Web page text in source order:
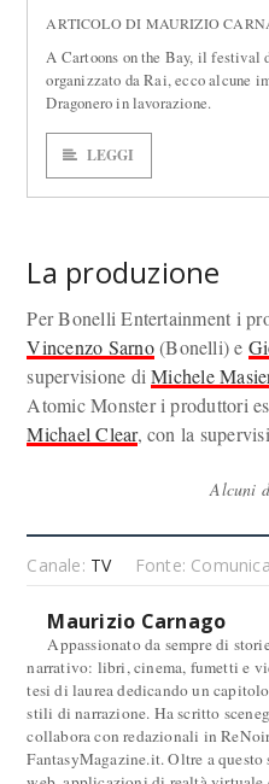
ARTICOLO DI MAURIZIO
A Cartoons on the Bay, il festival
organizzato da Rai, ecco alcune
Dragonero in lavorazione.
LEGGI
La produzione
Per Bonelli Entertainment i
Vincenzo Sarno(Bonelli) e
supervisione diMichele
Atomic Monster i produttori
Michael Clear, con la
Alcuni
Canale: TV Fonte:
Maurizio Carnago
Appassionato da sempre di
narrativo: libri, cinema, fumetti e
tesi di laurea dedicando un
stili di narrazione. Ha scritto
collabora con redazionali in
FantasyMagazine.it. Oltre a